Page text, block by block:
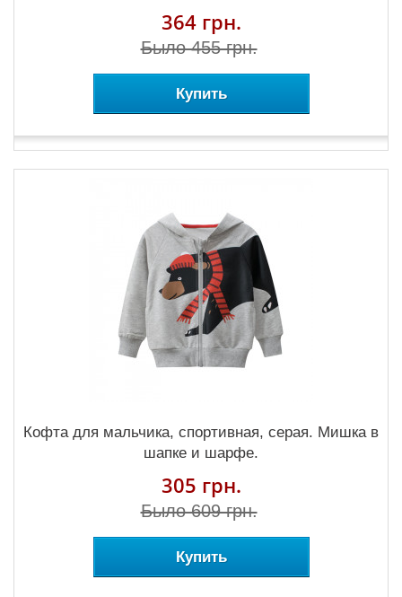
364 грн.
Было 455 грн.
Купить
Кофта для мальчика, спортивная, серая. Мишка в
шапке и шарфе.
305 грн.
Было 609 грн.
Купить